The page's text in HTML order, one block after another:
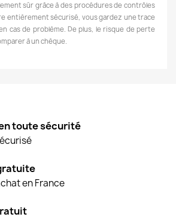
sûr grâce à des procédures de contrôles
entièrement sécurisé, vous gardez une trace
cas de problème. De plus, le risque de perte
à un chèque.
toute sécurité
en France